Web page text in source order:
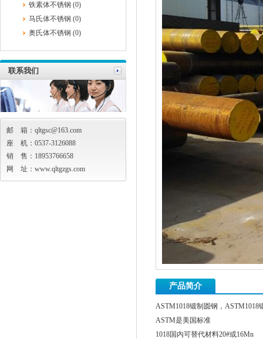
铁素体不锈钢 (0)
马氏体不锈钢 (0)
奥氏体不锈钢 (0)
联系我们
邮 箱：qltgsc@163.com
座 机：0537-3126088
销 售：18953766658
网 址： www.qltgzgs.com
产品简介
ASTM1018锻制圆钢，
ASTM是美国标准
1018国内可替代材料20#或16Mn